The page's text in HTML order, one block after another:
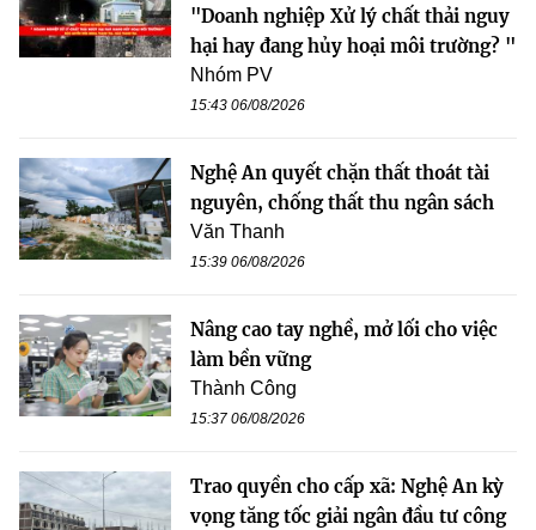
"Doanh nghiệp Xử lý chất thải nguy
hại hay đang hủy hoại môi trường? "
Nhóm PV
15:43 06/08/2026
Nghệ An quyết chặn thất thoát tài
nguyên, chống thất thu ngân sách
Văn Thanh
15:39 06/08/2026
Nâng cao tay nghề, mở lối cho việc
làm bền vững
Thành Công
15:37 06/08/2026
Trao quyền cho cấp xã: Nghệ An kỳ
vọng tăng tốc giải ngân đầu tư công